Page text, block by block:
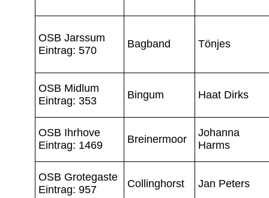
OSB Jarssum
Eintrag: 570
Bagband Tönjes
OSB Midlum
Eintrag: 353
Bingum Haat Dirks
OSB Ihrhove
Eintrag: 1469
Breinermoor
Johanna
Harms
OSB Grotegaste
Eintrag: 957
Collinghorst Jan Peters